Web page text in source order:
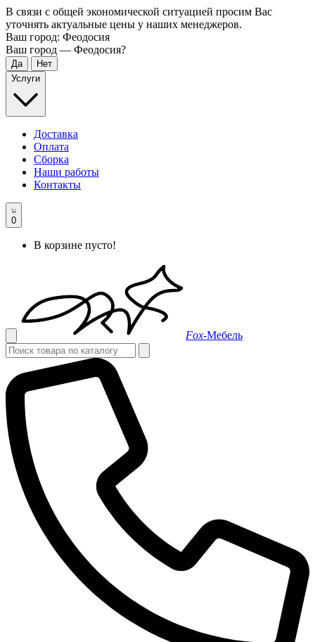
В связи с общей экономической ситуацией просим Вас
уточнять актуальные цены у наших менеджеров.
Ваш город: Феодосия
Ваш город — Феодосия?
Услуги
Доставка
Оплата
Сборка
Наши работы
Контакты
0
В корзине пусто!
Fox-Мебель